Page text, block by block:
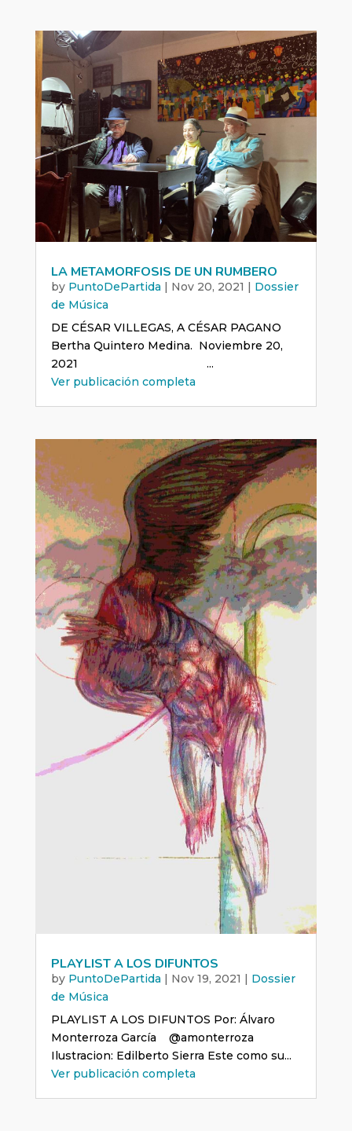
LA METAMORFOSIS DE UN RUMBERO
by PuntoDePartida | Nov 20, 2021 | Dossier
de Música
DE CÉSAR VILLEGAS, A CÉSAR PAGANO
Bertha Quintero Medina. Noviembre 20,
2021 ...
Ver publicación completa
PLAYLIST A LOS DIFUNTOS
by PuntoDePartida Nov 19, 2021
Dossier
de Música
PLAYLIST A LOS DIFUNTOS Por: Álvaro
Monterroza García @amonterroza
Ilustracion: Edilberto Sierra Este como su...
Ver publicación completa